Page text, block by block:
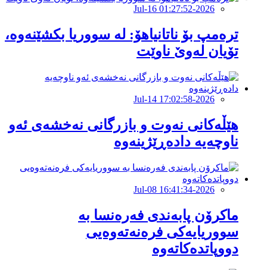
2026-Jul-16 01:27:52
ترەمپ بۆ ناتانیاهۆ: لە سووریا بکشێنەوە،
تۆیان لەوێ ناوێت
2026-Jul-14 17:02:58
هێڵەکانى نەوت و بازرگانى نەخشەى ئەو
ناوچەیە دادەڕێژینەوە
2026-Jul-08 16:41:34
ماکرۆن پابەندی فەرەنسا بە
سووریایەکی فرەنەتەوەیی
دووپاتدەکاتەوە